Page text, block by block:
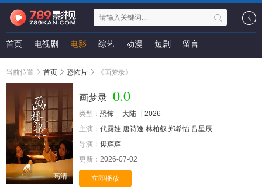
首页 电视剧 电影 综艺 动漫 短剧 留言
当前位置 首页 恐怖片 《画梦录》
高清
画梦录 0.0
类型： 恐怖 大陆
2026
主演： 代露娃 唐诗逸 林柏叡 郑希怡 吕星辰
导演： 毋辉辉
更新： 2026-07-02
立即播放